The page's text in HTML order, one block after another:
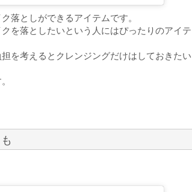
落としができるアイテムです。
を落としたいという人にはぴったりのアイテ
を考えるとクレンジングだけはしておきたい